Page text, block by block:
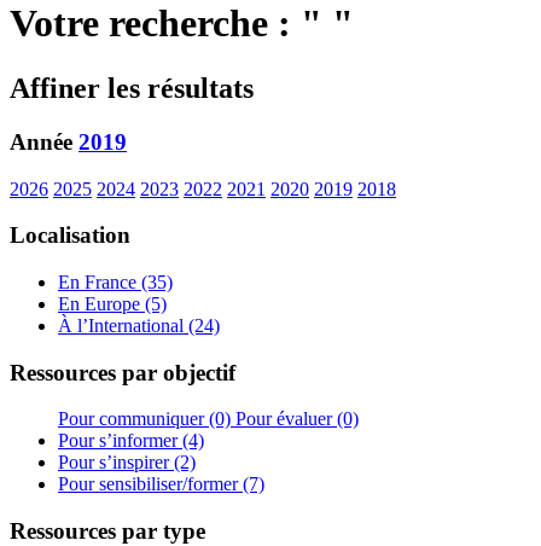
Votre recherche : " "
Affiner les résultats
Année 2019
2026 2025 2024 2023 2022 2021 2020 2019 2018
Localisation
En France (35)
En Europe (5)
À l’International (24)
Ressources par objectif
Pour communiquer (0) Pour évaluer (0)
Pour s’informer (4)
Pour s’inspirer (2)
Pour sensibiliser/former (7)
Ressources par type